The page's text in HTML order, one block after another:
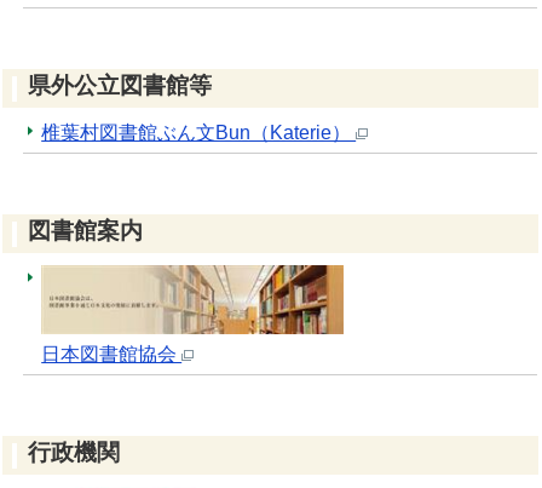
県外公立図書館等
椎葉村図書館ぶん文Bun（Katerie）
図書館案内
日本図書館協会
行政機関